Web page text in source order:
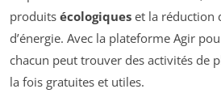
produits écologiques et la réduction
d’énergie. Avec la plateforme Agir
chacun peut trouver des activités de
la fois gratuites et utiles.